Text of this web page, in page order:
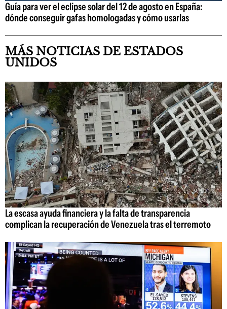
Guía para ver el eclipse solar del 12 de agosto en España:
dónde conseguir gafas homologadas y cómo usarlas
MÁS NOTICIAS DE ESTADOS
UNIDOS
La escasa ayuda financiera y la falta de transparencia
complican la recuperación de Venezuela tras el terremoto